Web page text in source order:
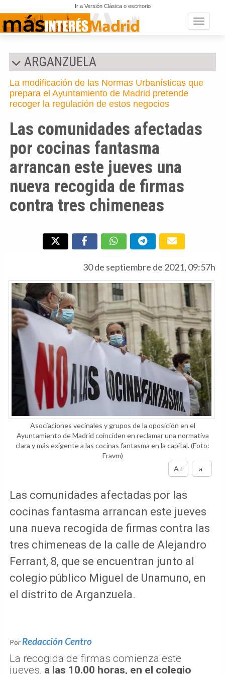
Ir a Versión Clásica o escritorio
Toggle
ARGANZUELA
La modificación de las Normas Urbanísticas que
prepara el Ayuntamiento de Madrid pretende
recoger la regulación de estos negocios
Las comunidades afectadas
por cocinas fantasma
arrancan este jueves una
nueva recogida de firmas
contra tres chimeneas
30 de septiembre de 2021, 09:57h
Asociaciones vecinales y grupos de la oposición en el
Ayuntamiento de Madrid coinciden en reclamar una normativa
clara y más exigente a las cocinas fantasma en la capital.(Foto:
Fravm)
A+
a-
Las comunidades afectadas por las
cocinas fantasma arrancan este jueves
una nueva recogida de firmas contra las
tres chimeneas de la calle de Alejandro
Ferrant, 8, que se encuentran junto al
colegio público Miguel de Unamuno, en
el distrito de Arganzuela.
Por Redacción Centro
La recogida de firmas comienza este
jueves, a las 10.00 horas, en el colegio